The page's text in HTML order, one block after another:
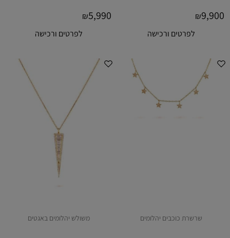
₪9,900
לפרטים ורכישה
₪5,990
לפרטים ורכישה
שרשרת כוכבים יהלומים משולש יהלומים באגטים